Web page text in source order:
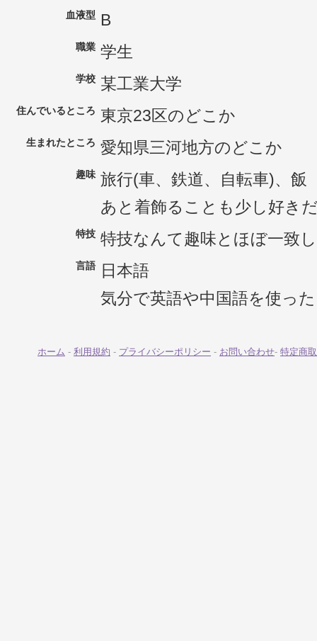
血液型 B
職業 学生
学校 某工業大学
住んでいるところ 東京23区のどこか
生まれたところ 愛知県三河地方のどこか
趣味 旅行(車、鉄道、自転車)、飯
あと着飾ることも少し好き
特技 特技なんて趣味とほぼ一致
言語
日本語
気分で英語や中国語を使っ
ホーム - 利用規約 - プライバシーポリシー - お問い合わせ- 特定商